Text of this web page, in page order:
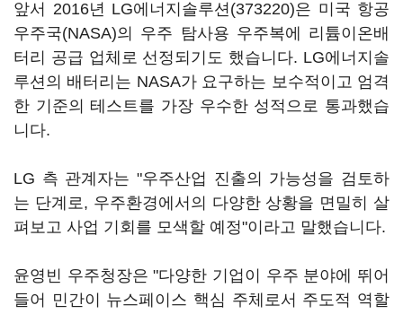
앞서 2016년 LG에너지솔루션(373220)은 미국 항공
우주국(NASA)의 우주 탐사용 우주복에 리튬이온배
터리 공급 업체로 선정되기도 했습니다. LG에너지솔
루션의 배터리는 NASA가 요구하는 보수적이고 엄격
한 기준의 테스트를 가장 우수한 성적으로 통과했습
니다.
LG 측 관계자는 "우주산업 진출의 가능성을 검토하
는 단계로, 우주환경에서의 다양한 상황을 면밀히 살
펴보고 사업 기회를 모색할 예정"이라고 말했습니다.
윤영빈 우주청장은 "다양한 기업이 우주 분야에 뛰어
들어 민간이 뉴스페이스 핵심 주체로서 주도적 역할